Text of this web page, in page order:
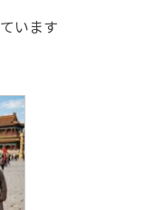
います